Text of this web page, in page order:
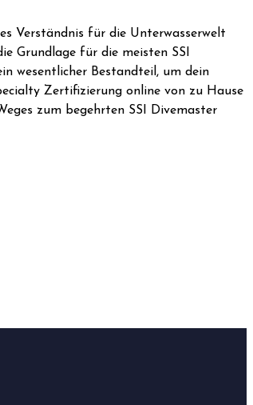
Verständnis für die Unterwasserwelt
Grundlage für die meisten SSI
wesentlicher Bestandteil, um dein
Zertifizierung online von zu Hause
zum begehrten SSI Divemaster